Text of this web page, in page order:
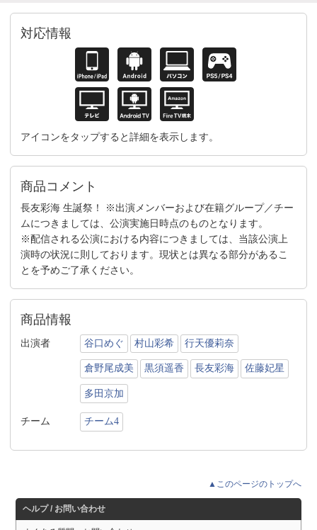
対応情報
アイコンをタップすると詳細を表示します。
商品コメント
長友彩海 生誕祭！ ※出演メンバーおよび在籍グループ／チー
ムにつきましては、公演実施日時点のものとなります。
※配信される公演における内容につきましては、当該公演上
演時の状況に則しております。現状とは異なる部分があるこ
とを予めご了承ください。
商品情報
出演者 谷口めぐ 村山彩希 行天優莉奈
倉野尾成美 黒須遥香 長友彩海 佐藤妃星
多田京加
チーム チーム4
▲このページのトップへ
ヘルプ / お問い合わせ